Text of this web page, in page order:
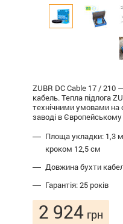
ZUBR DC Cable 17 / 210
кабель. Тепла підлога
технічними умовами на
заводі в
Площа укладки: 1,3
кроком 12,5 см
Довжина бухти
Гарантія: 25 років
2 924 грн